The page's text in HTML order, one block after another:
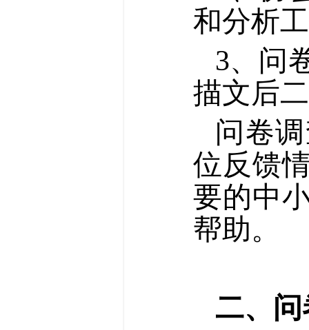
和分析
3、问
描文后
问卷
位反馈
要的中
帮助。
二、